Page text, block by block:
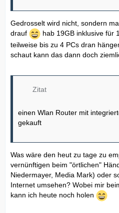
Gedrosselt wird nicht, sondern
drauf
hab 19GB inklusive für
teilweise bis zu 4 PCs dran
schaut kann das dann doch
Zitat
einen Wlan Router mit
gekauft
Was wäre den heut zu tage zu
vernünftigen beim "örtlichen"
Niedermayer, Media Mark) oder
Internet umsehen? Wobei mir
kann ich heute noch holen